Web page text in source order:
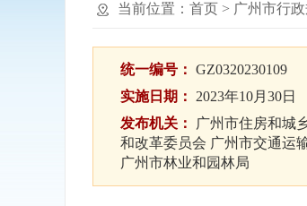
当前位置： 首页 > 广州市行
统一编号： GZ0320230109
实施日期：
2023年10月30日
发布机关：
广州市住房和城
和改革委员会 广州市交通运
广州市林业和园林局